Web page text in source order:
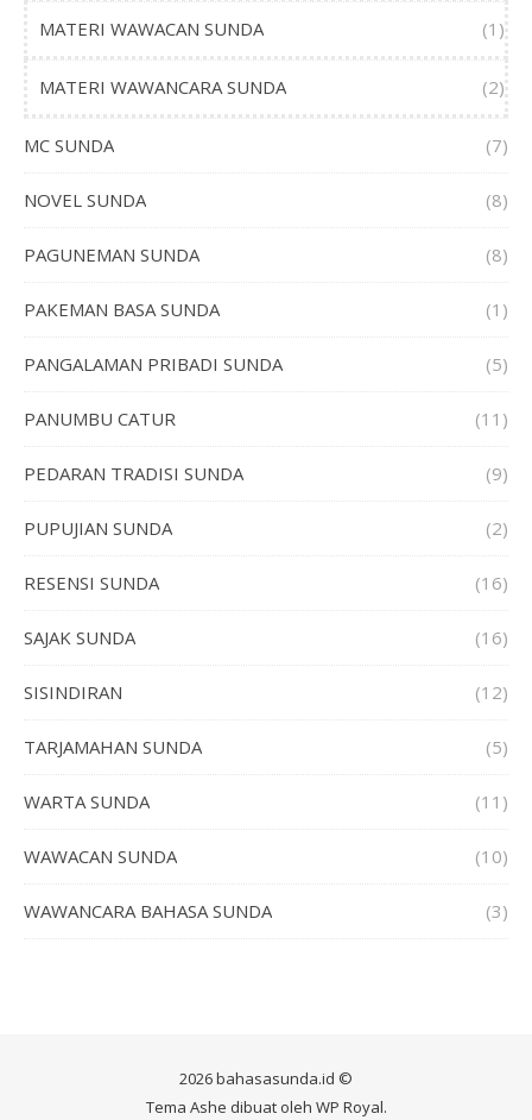
MATERI WAWACAN SUNDA (1)
MATERI WAWANCARA SUNDA (2)
MC SUNDA (7)
NOVEL SUNDA (8)
PAGUNEMAN SUNDA (8)
PAKEMAN BASA SUNDA (1)
PANGALAMAN PRIBADI SUNDA (5)
PANUMBU CATUR (11)
PEDARAN TRADISI SUNDA (9)
PUPUJIAN SUNDA (2)
RESENSI SUNDA (16)
SAJAK SUNDA (16)
SISINDIRAN (12)
TARJAMAHAN SUNDA (5)
WARTA SUNDA (11)
WAWACAN SUNDA (10)
WAWANCARA BAHASA SUNDA (3)
2026 bahasasunda.id ©
Tema Ashe dibuat oleh WP Royal.